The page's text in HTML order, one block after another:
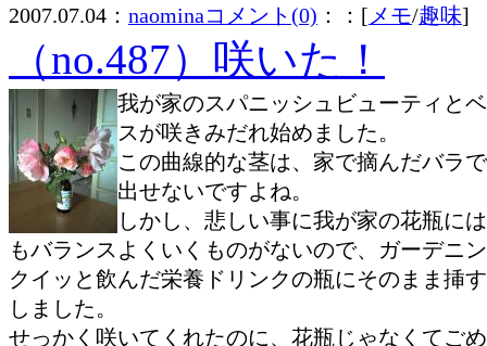
2007.07.04： naominaコメント(0) ：：[メモ/趣味]
（no.487）咲いた！
我が家のスパニッシュビューティと
スが咲きみだれ始めました。
この曲線的な茎は、家で摘んだバラ
出せないですよね。
しかし、悲しい事に我が家の花瓶に
もバランスよくいくものがないので、ガーデニ
クイッと飲んだ栄養ドリンクの瓶にそのまま挿
しました。
せっかく咲いてくれたのに、花瓶じゃなくてご